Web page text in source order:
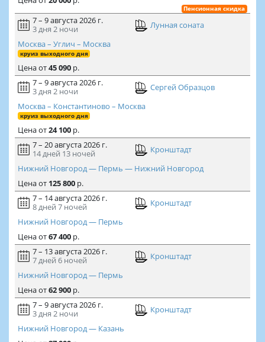
Пенсионная скидка
7 – 9 августа 2026 г.
3 дня 2 ночи
Лунная соната
Москва – Углич – Москва
круиз выходного дня
Ценаот45 090р.
7 – 9 августа 2026 г.
3 дня 2 ночи
Сергей Образцов
Москва – Константиново – Москва
круиз выходного дня
Ценаот24 100р.
7 – 20 августа 2026 г.
14 дней 13 ночей
Кронштадт
Нижний Новгород — Пермь — Нижний Новгород
Ценаот 125 800р.
7 – 14 августа 2026 г.
8 дней 7 ночей
Кронштадт
Нижний Новгород — Пермь
Ценаот67 400р.
7 – 13 августа 2026 г.
7 дней 6 ночей
Кронштадт
Нижний Новгород — Пермь
Ценаот62 900р.
7 – 9 августа 2026 г.
3 дня 2 ночи
Кронштадт
Нижний Новгород — Казань